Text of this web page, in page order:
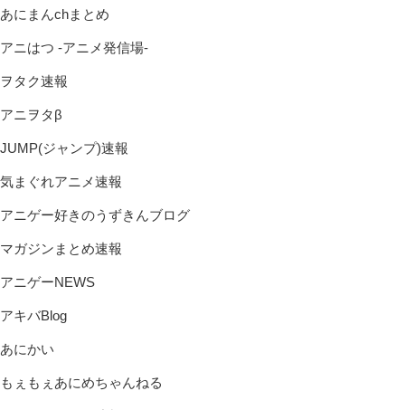
あにまんchまとめ
アニはつ -アニメ発信場-
ヲタク速報
アニヲタβ
JUMP(ジャンプ)速報
気まぐれアニメ速報
アニゲー好きのうずきんブログ
マガジンまとめ速報
アニゲーNEWS
アキバBlog
あにかい
もぇもぇあにめちゃんねる